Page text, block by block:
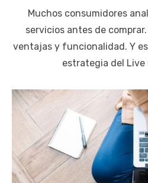
Muchos consumidores
servicios antes de
ventajas y funcionalidad. Y
estrategia del Live